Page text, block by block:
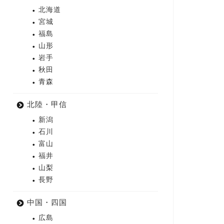
北海道
宮城
福島
山形
岩手
秋田
青森
北陸・甲信
新潟
石川
富山
福井
山梨
長野
中国・四国
広島